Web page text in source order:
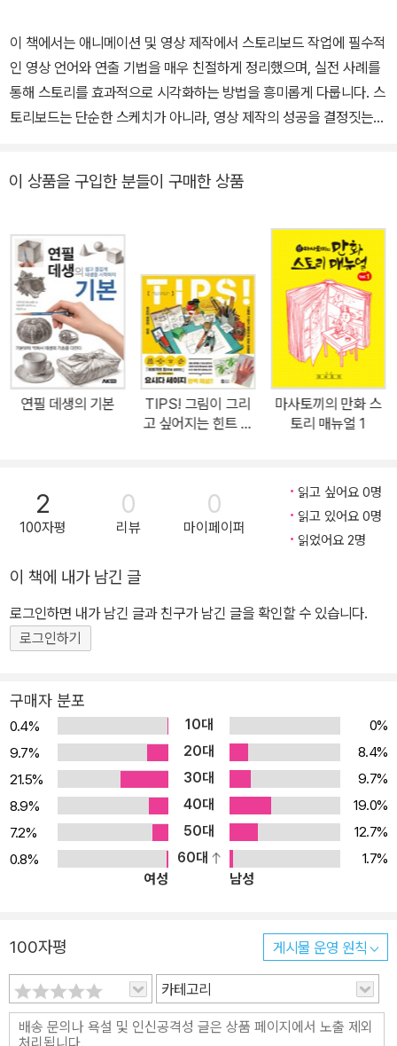
이 책에서는 애니메이션 및 영상 제작에서 스토리보드 작업에 필수적
인 영상 언어와 연출 기법을 매우 친절하게 정리했으며, 실전 사례를
통해 스토리를 효과적으로 시각화하는 방법을 흥미롭게 다룹니다. 스
토리보드는 단순한 스케치가 아니라, 영상 제작의 성공을 결정짓는
을 합니다. 특히, 애니메이션, 영화, 광고, 게임 등 다양한 콘텐츠 제작
토리보드의 기본 개념부터 실제 사용 사례를 중심으로 영상 기획자와
크리에이터들에게 실질적인 가이드를 제공합니다. 프레임 비율과 구
도를 분석하여 관객의 시선을 유도하는 방법을 설명하고, 볼륨 개념
을 활용한 공간 연출 기법을 소개합니다. 또한, 표준 렌즈, 광각 렌즈,
망원 렌즈의 특징과 활용법을 분석하며, 현실감 있는 장면을 연출하
는 노하우를 전달합니다. 스토리보드 제작에서 가장 중요한 것은 시
나리오 분석입니다. 시나리오를 정리하고, 컷의 연속성과 카메라 워
크를 효과적으로 활용하는 방법을 다룹니다. 또한, 액션 시퀀스 연출
을 조합하여 보다 효과적인 스토리보드의 제작 가능성도 소개합니다.
이 책은 애니메이션 및 영상 제작자, 스토리보드 아티스트, 광고 기획
자, 그리고 AI 기반 콘텐츠 제작에 관심 있는 크리에이터들을 위한 필
드를 통해, 독자들은 스토리보드 제작의 새로운 가능성을 발견하고
창의적인 연출을 구현할 수 있을 것입니다.
이 상품을 구입한 분들이 구매한 상품
연필 데생의 기본
TIPS! 그림이 그리
고 싶어지는 힌트 모
마사토끼의 만화 스
토리 매뉴얼 1
2
100자평
0
리뷰
0
마이페이퍼
읽고 싶어요 0명
읽고 있어요 0명
읽었어요 2명
이 책에 내가 남긴 글
로그인하면 내가 남긴 글과 친구가 남긴 글을 확인할 수 있습니다.
로그인하기
구매자 분포
0.4% 10대
0%
9.7%
20대
8.4%
21.5%
30대
9.7%
8.9%
40대
19.0%
7.2%
50대
12.7%
0.8%
60대
1.7%
여성
남성
100자평 게시물 운영 원칙
카테고리